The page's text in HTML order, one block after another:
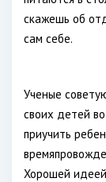
скажешь об
сам себе.
Ученые
своих детей
приучить
Хорошей